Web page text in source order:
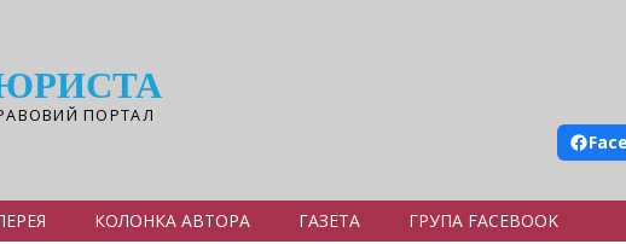
ПОРТАЛ
КОЛОНКА АВТОРА ГАЗЕТА ГРУПА FACEBOOK